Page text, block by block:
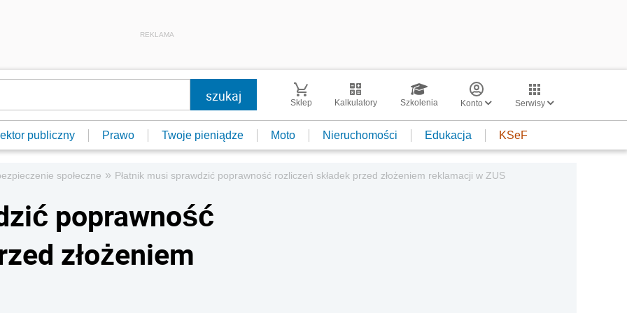
REKLAMA
Sklep Kalkulatory Szkolenia Konto Serwisy
publiczny Prawo Twoje pieniądze Moto Nieruchomości Edukacja KSeF
społeczne » Płatnik musi sprawdzić poprawność rozliczeń składek przed złożeniem reklamacji w ZUS
poprawność
złożeniem